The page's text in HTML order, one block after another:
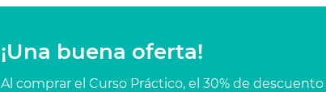
¡Una buena oferta!
Al comprar el Curso Práctico, el 30% de descuento